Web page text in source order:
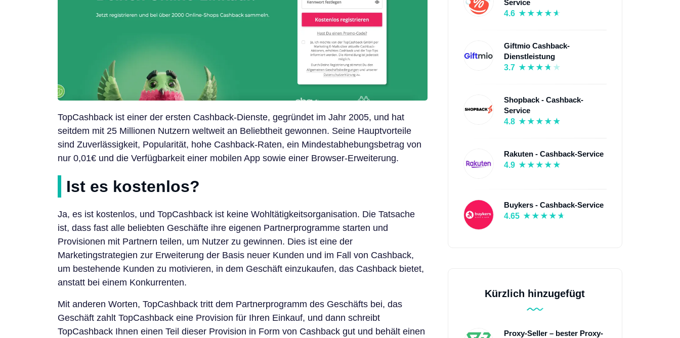
TopCashback ist einer der ersten Cashback-Dienste, gegründet im Jahr 2005, und hat
seitdem mit 25 Millionen Nutzern weltweit an Beliebtheit gewonnen. Seine Hauptvorteile
sind Zuverlässigkeit, Popularität, hohe Cashback-Raten, ein Mindestabhebungsbetrag von
nur 0,01€ und die Verfügbarkeit einer mobilen App sowie einer Browser-Erweiterung.
Ist es kostenlos?
Ja, es ist kostenlos, und TopCashback ist keine Wohltätigkeitsorganisation. Die Tatsache
ist, dass fast alle beliebten Geschäfte ihre eigenen Partnerprogramme starten und
Provisionen mit Partnern teilen, um Nutzer zu gewinnen. Dies ist eine der
Marketingstrategien zur Erweiterung der Basis neuer Kunden und im Fall von Cashback,
um bestehende Kunden zu motivieren, in dem Geschäft einzukaufen, das Cashback bietet,
anstatt bei einem Konkurrenten.
Mit anderen Worten, TopCashback tritt dem Partnerprogramm des Geschäfts bei, das
Geschäft zahlt TopCashback eine Provision für Ihren Einkauf, und dann schreibt
TopCashback Ihnen einen Teil dieser Provision in Form von Cashback gut und behält einen
Service
4.6
Giftmio Cashback-
Dienstleistung
3.7
Shopback - Cashback-
Service
4.8
Rakuten - Cashback-Service
4.9
Buykers - Cashback-Service
4.65
Kürzlich hinzugefügt
Proxy-Seller – bester Proxy-